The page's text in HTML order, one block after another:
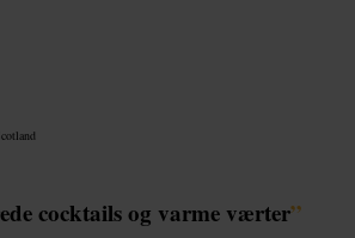
cocktails og varme værter”